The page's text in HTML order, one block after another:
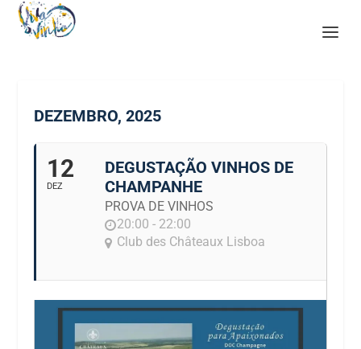
DEZEMBRO, 2025
12
DEZ
DEGUSTAÇÃO VINHOS DE
CHAMPANHE
PROVA DE VINHOS
20:00 - 22:00
Club des Châteaux Lisboa